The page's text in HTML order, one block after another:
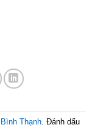
Thạnh . Đánh dấu